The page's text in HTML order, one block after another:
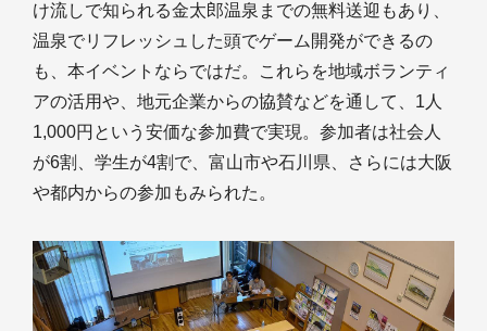
け流しで知られる金太郎温泉までの無料送迎もあり、
温泉でリフレッシュした頭でゲーム開発ができるの
も、本イベントならではだ。これらを地域ボランティ
アの活用や、地元企業からの協賛などを通して、1人
1,000円という安価な参加費で実現。参加者は社会人
が6割、学生が4割で、富山市や石川県、さらには大阪
や都内からの参加もみられた。